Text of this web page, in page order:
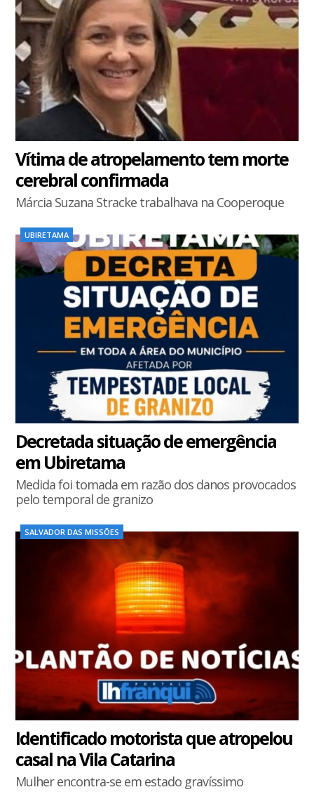
Vítima de atropelamento tem morte
cerebral confirmada
Márcia Suzana Stracke trabalhava na Cooperoque
UBIRETAMA
Decretada situação de emergência
em Ubiretama
Medida foi tomada em razão dos danos provocados
pelo temporal de granizo
SALVADOR DAS MISSÕES
Identificado motorista que atropelou
casal na Vila Catarina
Mulher encontra-se em estado gravíssimo